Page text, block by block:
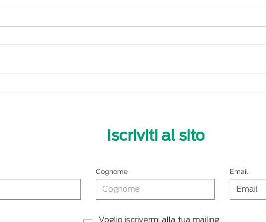
Iscriviti al sito
Cognome Email
Voglio iscrivermi alla tua mailing